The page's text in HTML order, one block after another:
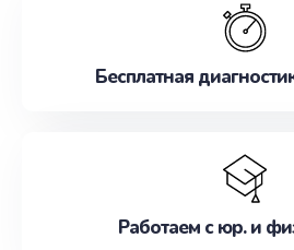
наилучшим образом. Не
Бесплатная
Работаем с юр. и